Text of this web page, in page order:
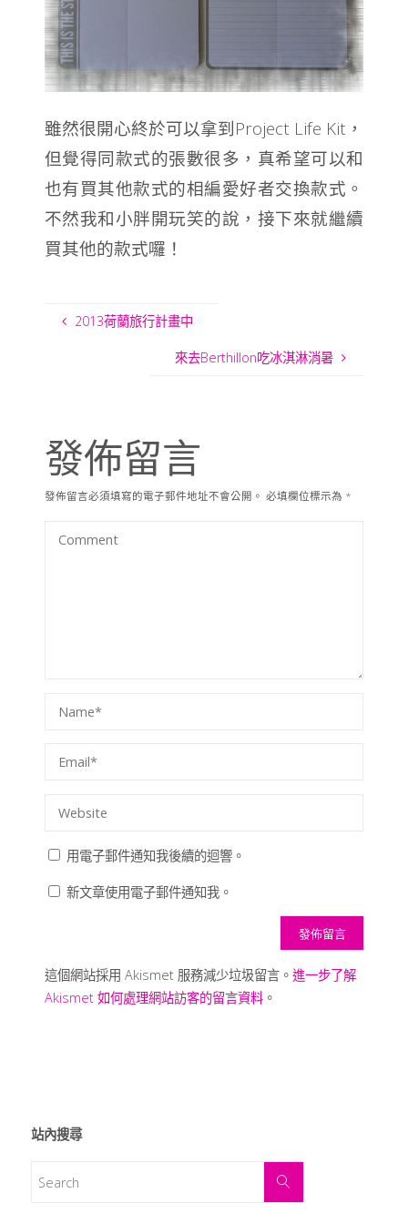
雖然很開心終於可以拿到Project Life Kit，
但覺得同款式的張數很多，真希望可以和
也有買其他款式的相編愛好者交換款式。
不然我和小胖開玩笑的說，接下來就繼續
買其他的款式囉！
2013荷蘭旅行計畫中
來去Berthillon吃冰淇淋消暑
發佈留言
發佈留言必須填寫的電子郵件地址不會公開。 必填欄位標示為 *
用電子郵件通知我後續的迴響。
新文章使用電子郵件通知我。
這個網站採用 Akismet 服務減少垃圾留言。 進一步了解
Akismet 如何處理網站訪客的留言資料。
站內搜尋